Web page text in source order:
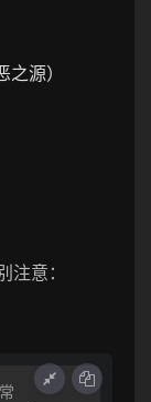
源）
意：